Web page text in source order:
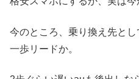
今のところ、乗り換え先と
一歩リードか。